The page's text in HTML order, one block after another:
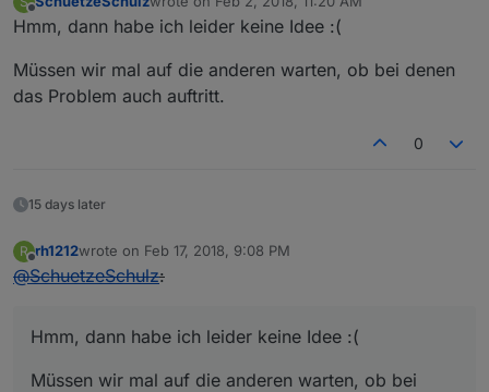
Offline last edited by
Hmm, dann habe ich leider keine Idee :(
Müssen wir mal auf die anderen warten, ob bei denen
das Problem auch auftritt.
0
15 days later
R
Offline
rh1212wrote on Feb 17, 2018, 9:08 PM
last edited by
@SchuetzeSchulz:
Hmm, dann habe ich leider keine Idee :(
Müssen wir mal auf die anderen warten, ob bei